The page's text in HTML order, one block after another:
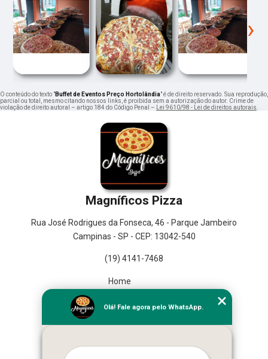
‹ ›
O conteúdo do texto "Buffet de Eventos Preço Hortolândia" é de direito reservado. Sua reprodução,
parcial ou total, mesmo citando nossos links, é proibida sem a autorização do autor. Crime de
violação de direito autoral – artigo 184 do Código Penal –
Lei 9610/98 - Lei de direitos autorais
Magníficos Pizza
Rua José Rodrigues da Fonseca, 46 - Parque Jambeiro
Campinas - SP - CEP: 13042-540
(19) 4141-7468
Home
Missão
Olá! Fale agora pelo WhatsApp.